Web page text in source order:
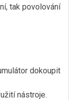
tak povolování
dokoupit
nástroje.